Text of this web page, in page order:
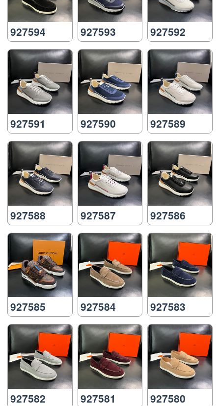
927594 927593 927592
927591 927590 927589
927588 927587 927586
927585 927584 927583
927582 927581 927580